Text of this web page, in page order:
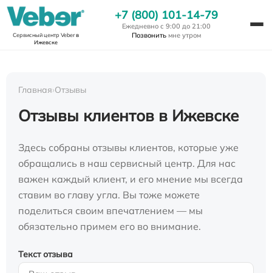
Сервисный центр Veberв
Ижевске
+7 (800) 101-14-79
Ежедневно с 9:00 до 21:00
Позвонить мне утром
Главная›Отзывы
Отзывы клиентов в Ижевске
Здесь собраны отзывы клиентов, которые уже
обращались в наш сервисный центр. Для нас
важен каждый клиент, и его мнение мы всегда
ставим во главу угла. Вы тоже можете
поделиться своим впечатлением — мы
обязательно примем его во внимание.
Текст отзыва